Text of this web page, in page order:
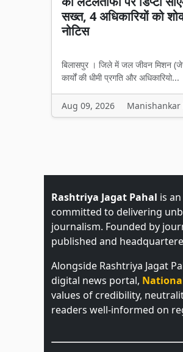
सख्त, 4 अधिकारियों को
नोटिस
बिलासपुर । जिले में जल जीवन मिशन
कार्यों की धीमी प्रगति और अधिकारियो...
Aug 09, 2026 Manishankar
Rashtriya Jagat Pahal is
committed to delivering
journalism. Founded by
published and
Alongside Rashtriya Jagat
digital news portal,
values of credibility,
readers well-informed on